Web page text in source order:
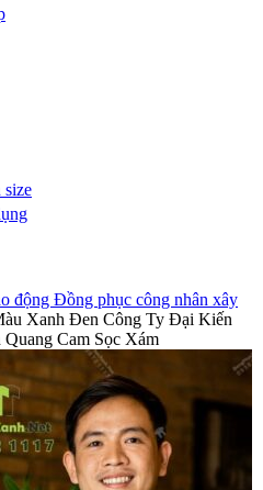
size
động Đồng phục công nhân xây
Xanh Đen Công Ty Đại Kiến
Cam Sọc Xám